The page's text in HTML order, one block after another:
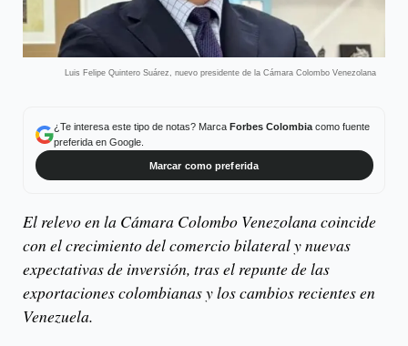
Luis Felipe Quintero Suárez, nuevo presidente de la Cámara Colombo Venezolana
¿Te interesa este tipo de notas? Marca Forbes Colombiacomo fuente
preferida en Google.
Marcar como preferida
El relevo en la Cámara Colombo Venezolana coincide
con el crecimiento del comercio bilateral y nuevas
expectativas de inversión, tras el repunte de las
exportaciones colombianas y los cambios recientes en
Venezuela.